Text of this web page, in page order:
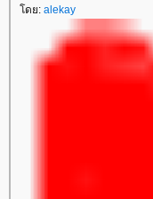
ดย: alekay